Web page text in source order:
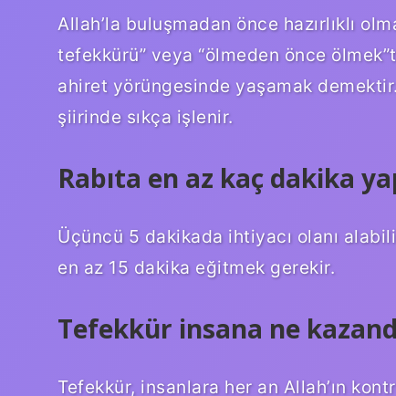
Allah’la buluşmadan önce hazırlıklı
tefekkürü” veya “ölmeden önce
ahiret yörüngesinde yaşamak
şiirinde sıkça işlenir.
Rabıta en az kaç dakika
Üçüncü 5 dakikada ihtiyacı olanı
en az 15 dakika eğitmek gerekir.
Tefekkür insana ne
Tefekkür, insanlara her an Allah’ın